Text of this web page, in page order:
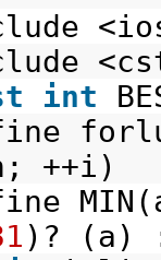
int
++i)
)?